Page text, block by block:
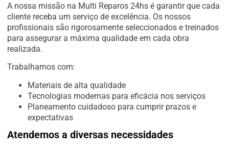
A nossa missão na Multi Reparos 24hs é garantir que cada
cliente receba um serviço de excelência. Os nossos
profissionais são rigorosamente seleccionados e treinados
para assegurar a máxima qualidade em cada obra
realizada.
Trabalhamos com:
Materiais de alta qualidade
Tecnologias modernas para eficácia nos serviços
Planeamento cuidadoso para cumprir prazos e
expectativas
Atendemos a diversas necessidades